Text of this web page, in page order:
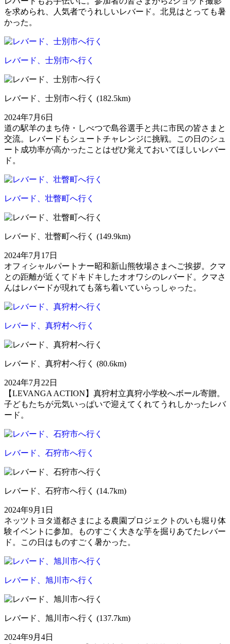
を求められ、人気者でうれしいレバード。北見はとっても暑
かった。
レバード、士別市へ行く
レバード、士別市へ行く (182.5km)
2024年7月6日
道の駅羊のまち侍・しべつで島谷選手と共に市民の皆さまと
交流。レバードもシュートチャレンジに挑戦。この日のシュ
ート成功率が高かったことはぜひ覚えておいてほしいレバー
ド。
レバード、壮瞥町へ行く
レバード、壮瞥町へ行く (149.9km)
2024年7月17日
オフィシャルパートナー昭和新山熊牧場さまへご挨拶。クマ
との距離が近くてドキドキしたオオワシのレバード。クマさ
んはレバードが現れても落ち着いていらっしゃった。
レバード、真狩村へ行く
レバード、真狩村へ行く (80.6km)
2024年7月22日
【LEVANGA ACTION】真狩村立真狩小学校へボール寄贈。
子どもたちが元気いっぱいで迎えてくれてうれしかったレバ
ード。
レバード、石狩市へ行く
レバード、石狩市へ行く (14.7km)
2024年9月1日
ネッツトヨタ道都さまによる農園プロジェクトのいも堀り体
験イベントに参加。ものすごく大きな芋を掘りあてたレバー
ド。この日はものすごく暑かった。
レバード、旭川市へ行く
レバード、旭川市へ行く (137.7km)
2024年9月4日